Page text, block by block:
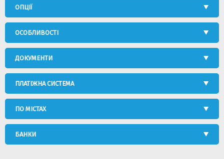
ОПЦІЇ
ОСОБЛИВОСТІ
ДОКУМЕНТИ
ПЛАТІЖНА СИСТЕМА
ПО МІСТАХ
БАНКИ